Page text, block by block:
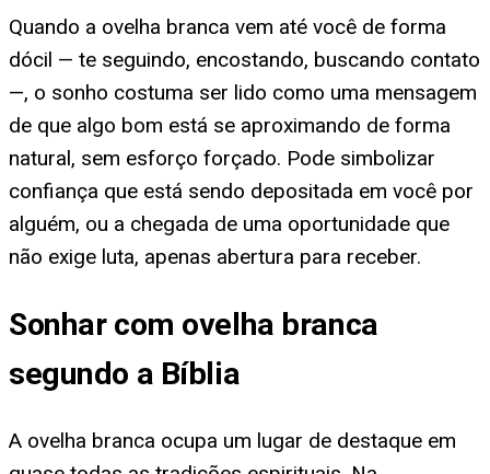
Quando a ovelha branca vem até você de forma
dócil — te seguindo, encostando, buscando contato
—, o sonho costuma ser lido como uma mensagem
de que algo bom está se aproximando de forma
natural, sem esforço forçado. Pode simbolizar
confiança que está sendo depositada em você por
alguém, ou a chegada de uma oportunidade que
não exige luta, apenas abertura para receber.
Sonhar com ovelha branca
segundo a Bíblia
A ovelha branca ocupa um lugar de destaque em